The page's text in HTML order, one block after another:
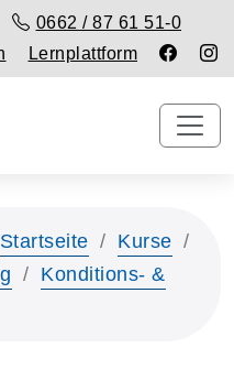
0662 / 87 61 51-0
Lernplattform
Startseite
Kurse
Konditions- &